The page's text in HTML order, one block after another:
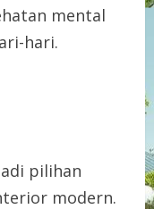
mental
hari.
pilihan
modern.